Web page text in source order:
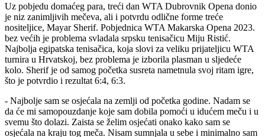
Uz pobjedu domaćeg para, treći dan WTA Dubrovnik Opena donio
je niz zanimljivih mečeva, ali i potvrdu odlične forme treće
nositeljice, Mayar Sherif. Pobjednica WTA Makarska Opena 2023.
bez većih je problema svladala srpsku tenisačicu Miju Ristić.
Najbolja egipatska tenisačica, koja slovi za veliku prijateljicu WTA
turnira u Hrvatskoj, bez problema je izborila plasman u sljedeće
kolo. Sherif je od samog početka susreta nametnula svoj ritam igre,
što je potvrdio i rezultat 6:4, 6:3.
- Najbolje sam se osjećala na zemlji od početka godine. Nadam se
da će mi samopouzdanje koje sam dobila pomoći u idućem meču i u
svemu što dolazi. Zaista se želim osjećati onako kako sam se
osjećala na kraju tog meča. Nisam sumnjala u sebe i minimalno sam